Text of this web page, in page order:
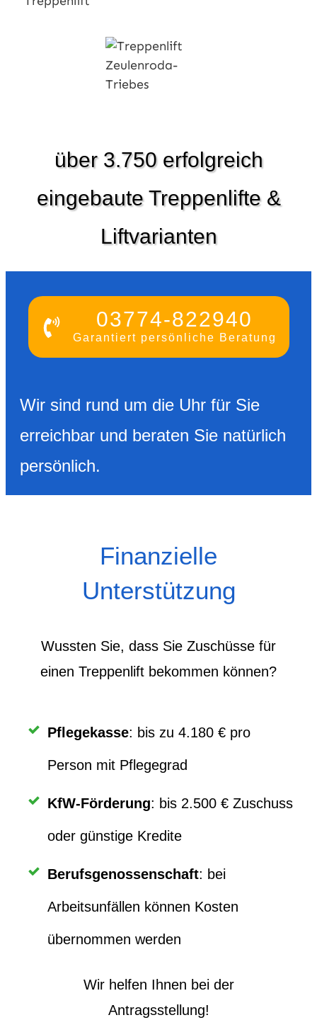
über 3.750 erfolgreich
eingebaute Treppenlifte &
Liftvarianten
03774-822940
Garantiert persönliche Beratung
Wir sind rund um die Uhr für Sie
erreichbar und beraten Sie natürlich
persönlich.
Finanzielle
Unterstützung
Wussten Sie, dass Sie Zuschüsse für
einen Treppenlift bekommen können?
Pflegekasse: bis zu 4.180 € pro
Person mit Pflegegrad
KfW-Förderung: bis 2.500 € Zuschuss
oder günstige Kredite
Berufsgenossenschaft: bei
Arbeitsunfällen können Kosten
übernommen werden
Wir helfen Ihnen bei der
Antragsstellung!